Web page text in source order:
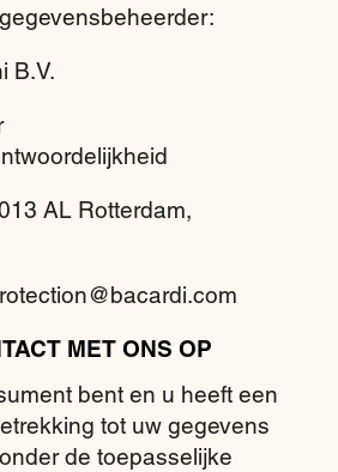
B.V.
AL Rotterdam,
MET ONS OP
bent en u heeft een
tot uw gegevens
de toepasselijke